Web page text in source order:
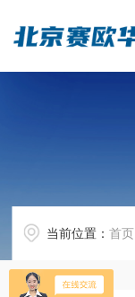
当前位置：首页